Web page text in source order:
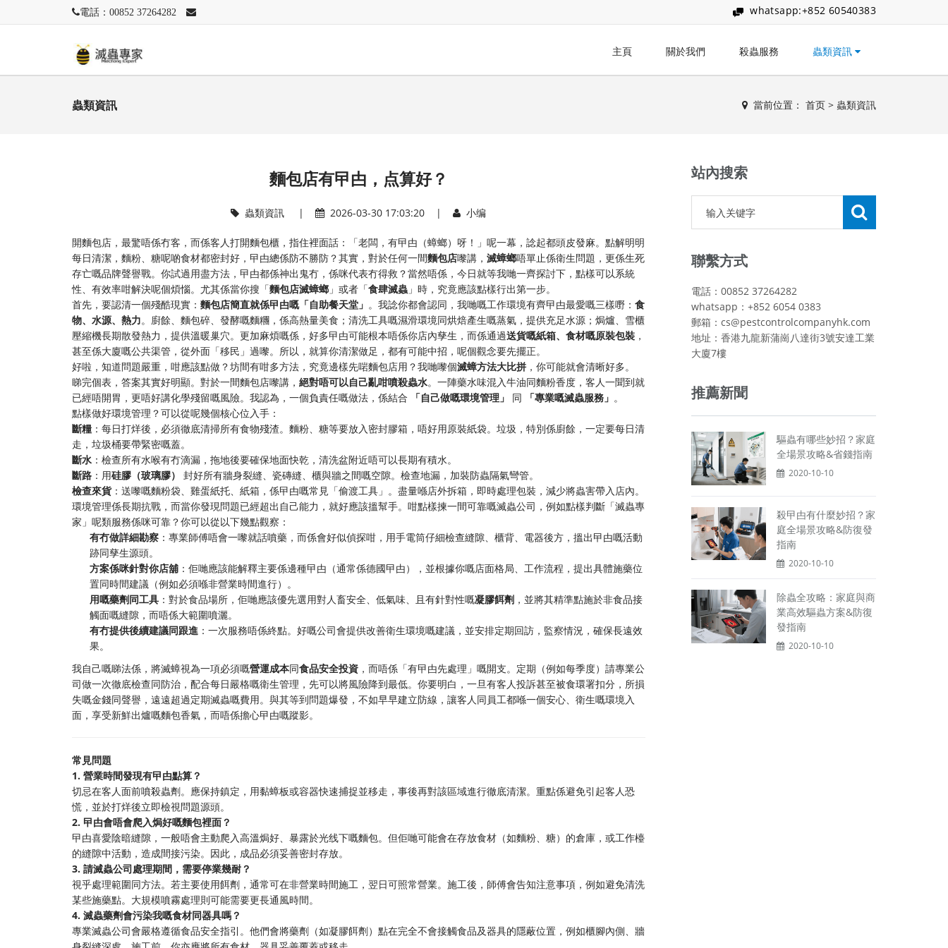
電話：00852 37264282 whatsapp:+852 60540383
主頁 關於我們 殺蟲服務 蟲類資訊
蟲類資訊 當前位置： 首页 > 蟲類資訊
麵包店有曱甴，点算好？
蟲類資訊 | 2026-03-30 17:03:20 | 小编
開麵包店，最驚唔係冇客，而係客人打開麵包櫃，指住裡面話：「老闆，有曱甴（蟑螂）呀！」呢一幕，諗起都頭皮發麻。點解明明
每日清潔，麵粉、糖呢啲食材都密封好，曱甴總係防不勝防？其實，對於任何一間麵包店嚟講， 滅蟑螂唔單止係衛生問題，更係生死
存亡嘅品牌聲譽戰。你試過用盡方法，曱甴都係神出鬼冇，係咪代表冇得救？當然唔係，今日就等我哋一齊探討下，點樣可以系統
性、有效率咁解決呢個煩惱。尤其係當你搜「麵包店滅蟑螂 」或者「食肆滅蟲 」時，究竟應該點樣行出第一步。
首先，要認清一個殘酷現實： 麵包店簡直就係曱甴嘅「自助餐天堂」 。我諗你都會認同，我哋嘅工作環境有齊曱甴最愛嘅三樣嘢： 食
物、水源、熱力。廚餘、麵包碎、發酵嘅麵糰，係高熱量美食；清洗工具嘅濕滑環境同烘焙產生嘅蒸氣，提供充足水源；焗爐、雪櫃
壓縮機長期散發熱力，提供溫暖巢穴。更加麻煩嘅係，好多曱甴可能根本唔係你店內孳生，而係通過送貨嘅紙箱、食材嘅原裝包裝 ，
甚至係大廈嘅公共渠管，從外面「移民」過嚟。所以，就算你清潔做足，都有可能中招，呢個觀念要先擺正。
好啦，知道問題嚴重，咁應該點做？坊間有咁多方法，究竟邊樣先啱麵包店用？我哋嚟個滅蟑方法大比拼 ，你可能就會清晰好多。
睇完個表，答案其實好明顯。對於一間麵包店嚟講， 絕對唔可以自己亂咁噴殺蟲水。一陣藥水味混入牛油同麵粉香度，客人一聞到就
已經唔開胃，更唔好講化學殘留嘅風險。我認為，一個負責任嘅做法，係結合
「自己做嘅環境管理」 同 「專業嘅滅蟲服務」 。
點樣做好環境管理？可以從呢幾個核心位入手：
斷糧 ：每日打烊後，必須徹底清掃所有食物殘渣。麵粉、糖等要放入密封膠箱，唔好用原裝紙袋。垃圾，特別係廚餘，一定要每日清
走，垃圾桶要帶緊密嘅蓋。
斷水 ：檢查所有水喉有冇滴漏，拖地後要確保地面快乾，清洗盆附近唔可以長期有積水。
斷路 ：用硅膠（玻璃膠）
封好所有牆身裂縫、瓷磚縫、櫃與牆之間嘅空隙。檢查地漏，加裝防蟲隔氣彎管。
檢查來貨 ：送嚟嘅麵粉袋、雞蛋紙托、紙箱，係曱甴嘅常見「偷渡工具」。盡量喺店外拆箱，即時處理包裝，減少將蟲害帶入店內。
環境管理係長期抗戰，而當你發現問題已經超出自己能力，就好應該搵幫手。咁點樣揀一間可靠嘅滅蟲公司，例如點樣判斷「滅蟲專
家」呢類服務係咪可靠？你可以從以下幾點觀察：
有冇做詳細勘察 ：專業師傅唔會一嚟就話噴藥，而係會好似偵探咁，用手電筒仔細檢查縫隙、櫃背、電器後方，搵出曱甴嘅活動
跡同孳生源頭。
方案係咪針對你店舖 ：佢哋應該能解釋主要係邊種曱甴（通常係德國曱甴），並根據你嘅店面格局、工作流程，提出具體施藥位
置同時間建議（例如必須喺非營業時間進行）。
用嘅藥劑同工具 ：對於食品場所，佢哋應該優先選用對人畜安全、低氣味、且有針對性嘅凝膠餌劑 ，並將其精準點施於非食品接
觸面嘅縫隙，而唔係大範圍噴灑。
有冇提供後續建議同跟進 ：一次服務唔係終點。好嘅公司會提供改善衛生環境嘅建議，並安排定期回訪，監察情況，確保長遠效
果。
我自己嘅睇法係，將滅蟑視為一項必須嘅營運成本同食品安全投資 ，而唔係「有曱甴先處理」嘅開支。定期（例如每季度）請專業公
司做一次徹底檢查同防治，配合每日嚴格嘅衛生管理，先可以將風險降到最低。你要明白，一旦有客人投訴甚至被食環署扣分，所損
失嘅金錢同聲譽，遠遠超過定期滅蟲嘅費用。與其等到問題爆發，不如早早建立防線，讓客人同員工都喺一個安心、衛生嘅環境入
面，享受新鮮出爐嘅麵包香氣，而唔係擔心曱甴嘅蹤影。
常見問題
1. 營業時間發現有曱甴點算？
切忌在客人面前噴殺蟲劑。應保持鎮定，用黏蟑板或容器快速捕捉並移走，事後再對該區域進行徹底清潔。重點係避免引起客人恐
慌，並於打烊後立即檢視問題源頭。
2. 曱甴會唔會爬入焗好嘅麵包裡面？
曱甴喜愛陰暗縫隙，一般唔會主動爬入高溫焗好、暴露於光线下嘅麵包。但佢哋可能會在存放食材（如麵粉、糖）的倉庫，或工作檯
的縫隙中活動，造成間接污染。因此，成品必須妥善密封存放。
3. 請滅蟲公司處理期間，需要停業幾耐？
視乎處理範圍同方法。若主要使用餌劑，通常可在非營業時間施工，翌日可照常營業。施工後，師傅會告知注意事項，例如避免清洗
某些施藥點。大規模噴霧處理則可能需要更長通風時間。
4. 滅蟲藥劑會污染我嘅食材同器具嗎？
專業滅蟲公司會嚴格遵循食品安全指引。他們會將藥劑（如凝膠餌劑）點在完全不會接觸食品及器具的隱蔽位置，例如櫃腳內側、牆
站內搜索
聯繫方式
電話：00852 37264282
whatsapp：+852 6054 0383
郵箱：cs@pestcontrolcompanyhk.com
地址：香港九龍新蒲崗八達街3號安達工業
大廈7樓
推薦新聞
驅蟲有哪些妙招？家庭
全場景攻略&省錢指南
2020-10-10
殺曱甴有什麼妙招？家
庭全場景攻略&防復發
指南
2020-10-10
除蟲全攻略：家庭與商
業高效驅蟲方案&防復
發指南
2020-10-10